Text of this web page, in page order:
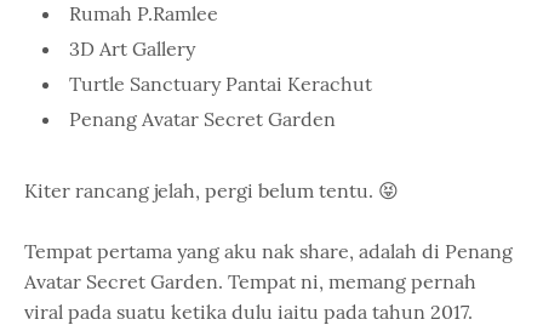
Rumah P.Ramlee
3D Art Gallery
Turtle Sanctuary Pantai Kerachut
Penang Avatar Secret Garden
Kiter rancang jelah, pergi belum tentu. 😝
Tempat pertama yang aku nak share, adalah di Penang
Avatar Secret Garden. Tempat ni, memang pernah
viral pada suatu ketika dulu iaitu pada tahun 2017.